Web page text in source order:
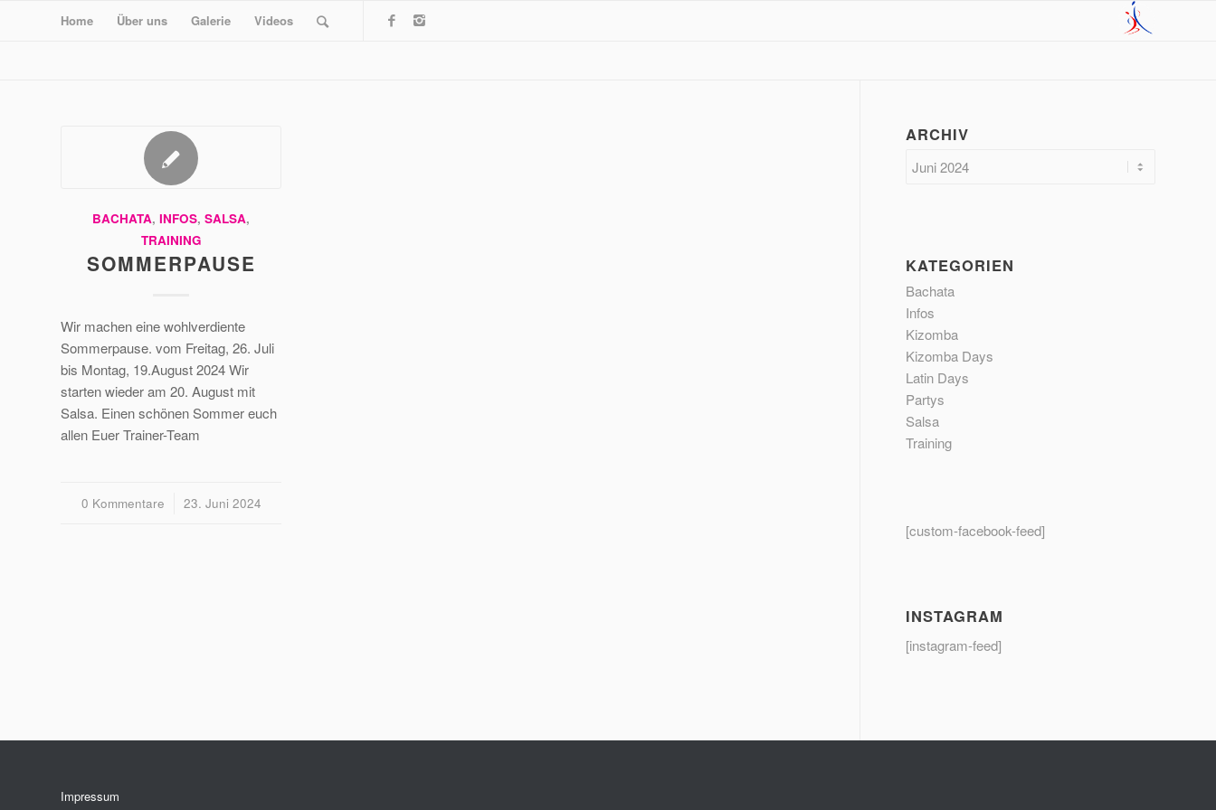
Home Über uns Galerie Videos
BACHATA,INFOS,SALSA,
TRAINING
SOMMERPAUSE
Wir machen eine wohlverdiente
Sommerpause. vom Freitag, 26. Juli
bis Montag, 19.August 2024 Wir
starten wieder am 20. August mit
Salsa. Einen schönen Sommer euch
allen Euer Trainer-Team
0 Kommentare
/ 23. Juni 2024
ARCHIV
KATEGORIEN
Bachata
Infos
Kizomba
Kizomba Days
Latin Days
Partys
Salsa
Training
[custom-facebook-feed]
INSTAGRAM
[instagram-feed]
Impressum